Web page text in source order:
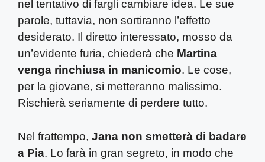
nel tentativo di fargli cambiare idea. Le sue
parole, tuttavia, non sortiranno l’effetto
desiderato. Il diretto interessato, mosso da
un’evidente furia, chiederà che Martina
venga rinchiusa in manicomio. Le cose,
per la giovane, si metteranno malissimo.
Rischierà seriamente di perdere tutto.
Nel frattempo, Jana non smetterà di badare
a Pia. Lo farà in gran segreto, in modo che